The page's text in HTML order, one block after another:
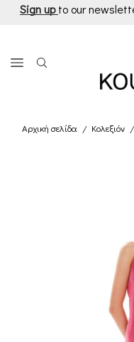
Sign up to our
Αρχική σελίδα / Κολεξιόν /